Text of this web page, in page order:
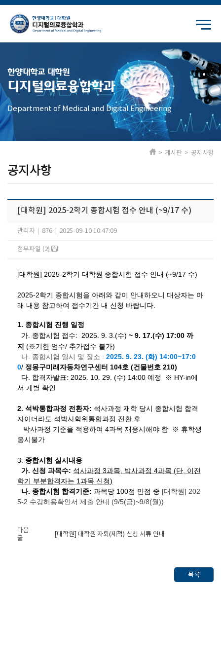
한양대학교 대학원
디지털의료융합학과
Department of Medical and Digital Engineering
공지사항
> 게시판 > 공지사항
[대학원] 2025-2학기 종합시험 접수 안내 (~9/17 수)
관리자 876 2025-09-10 10:47:09
첨부파일 (2)
[대학원] 2025-2학기 대학원 종합시험 접수 안내 (~9/17 수)
2025-2학기 종합시험을 아래와 같이 안내하오니 대상자는 아
래 내용 참고하여 접수기간 내 신청 바랍니다.
1. 종합시험 진행 일정
가. 종합시험 접수: 2025. 9. 3.(수) ~ 9. 17.(수) 17:00 까
지 (※기한 엄수/ 추가접수 불가)
나. 종합시험 일시 및 장소 : 2025. 9. 23. (화) 14:00~17:0
0/ 정몽구미래자동차연구센터 104호 (건물번호 210)
다. 합격자발표: 2025. 10. 29. (수) 14:00 예정
※ HY-in에
서 개별 확인
2. 석박통합과정 전환자: 석사과정 재학 당시 종합시험 합격
자이더라도 석박사학위통합과정 전환 후
박사과정 기준을 적용하여 4과목 재응시해야 함 ※ 휴학생
응시불가
3.
종합시험 실시내용
가. 신청 과목수: 석사과정 3과목 박사과정 4과목 (단 , 이전
학기 부분합격자는 1과목 신청)
나. 종합시험 합격기준: 과목당 100점 만점 중 [대학원] 202
5-2 수강허용확인서 제출 안내 (9/5(금)~9/8(월))
다음
글
[대학원] 대학원 자퇴(제적) 신청 서류 안내
목록